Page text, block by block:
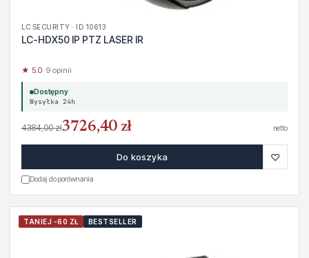
LC SECURITY · ID 10613
LC-HDX50 IP PTZ LASER IR
★ 5.0· 9 opinii
Dostępny
Wysyłka 24h
4384,00 zł3726,40 zł netto
Do koszyka ♡
Dodaj do porównania
TANIEJ -60 ZŁ BESTSELLER